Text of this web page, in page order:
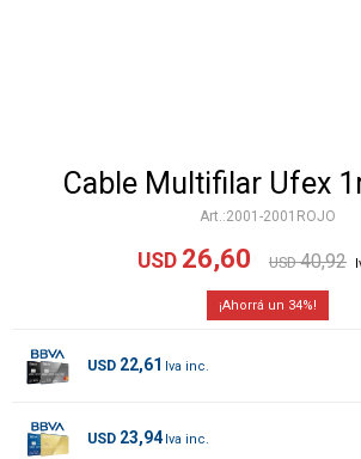
Cable Multifilar Ufex
2001-2001ROJO
USD 26,60 USD 40,92
34
USD 22,61
USD 23,94